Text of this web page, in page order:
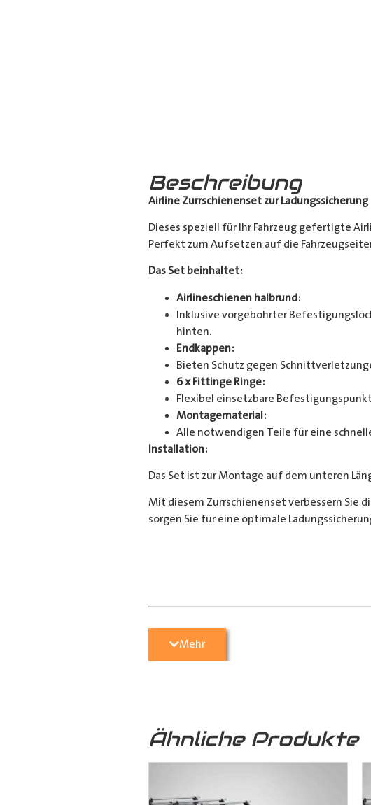
Beschreibung
Airline Zurrschienenset zur Ladungssicherung
Dieses speziell für Ihr Fahrzeug gefertigte
Perfekt zum Aufsetzen auf die
Das Set beinhaltet:
Airlineschienen halbrund:
Inklusive vorgebohrter
hinten.
Endkappen:
Bieten Schutz gegen
6 x Fittinge Ringe:
Flexibel einsetzbare
Montagematerial:
Alle notwendigen Teile für eine
Installation:
Das Set ist zur Montage auf dem unteren
Mit diesem Zurrschienenset verbessern Sie
sorgen Sie für eine optimale
Bei Fragen stehen wir Ihnen gerne zur
Hilfreiche Montageanleitungen und Tipps
Mehr
Ähnliche Produkte